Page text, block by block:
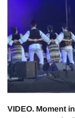
VIDEO. Moment